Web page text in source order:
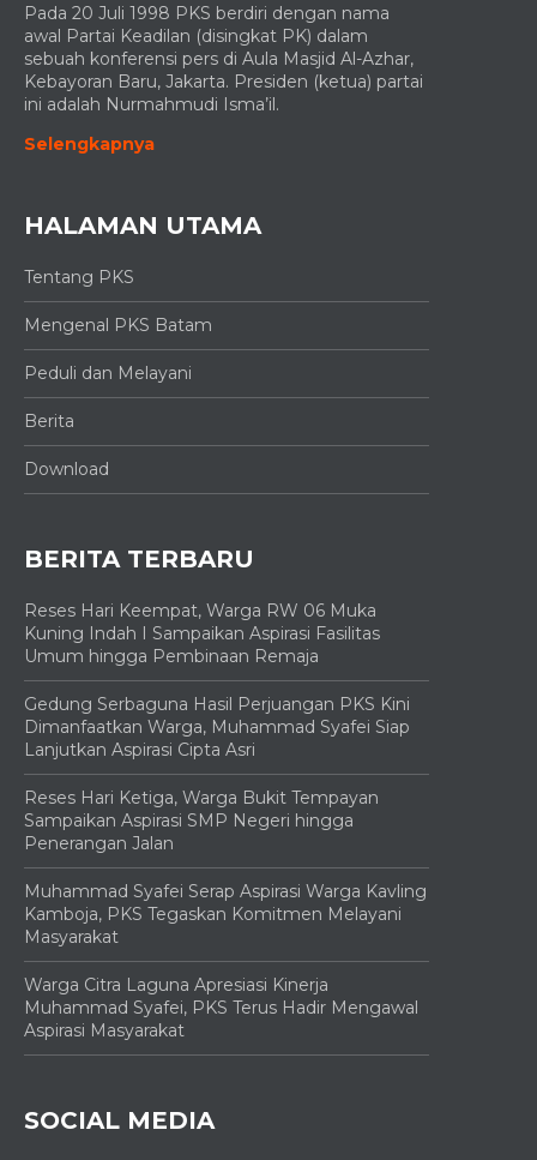
Pada 20 Juli 1998 PKS berdiri dengan nama
awal Partai Keadilan (disingkat PK) dalam
sebuah konferensi pers di Aula Masjid Al-Azhar,
Kebayoran Baru, Jakarta. Presiden (ketua) partai
ini adalah Nurmahmudi Isma’il.
Selengkapnya
HALAMAN UTAMA
Tentang PKS
Mengenal PKS Batam
Peduli dan Melayani
Berita
Download
BERITA TERBARU
Reses Hari Keempat, Warga RW 06 Muka
Kuning Indah I Sampaikan Aspirasi Fasilitas
Umum hingga Pembinaan Remaja
Gedung Serbaguna Hasil Perjuangan PKS Kini
Dimanfaatkan Warga, Muhammad Syafei Siap
Lanjutkan Aspirasi Cipta Asri
Reses Hari Ketiga, Warga Bukit Tempayan
Sampaikan Aspirasi SMP Negeri hingga
Penerangan Jalan
Muhammad Syafei Serap Aspirasi Warga Kavling
Kamboja, PKS Tegaskan Komitmen Melayani
Masyarakat
Warga Citra Laguna Apresiasi Kinerja
Muhammad Syafei, PKS Terus Hadir Mengawal
Aspirasi Masyarakat
SOCIAL MEDIA